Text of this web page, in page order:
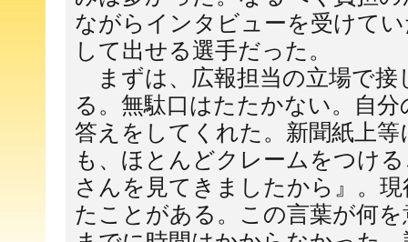
ながらインタビューを受けて
して出せる選手だった。
まずは、広報担当の立場で接
る。無駄口はたたかない。自
答えをしてくれた。新聞紙上
も、ほとんどクレームをつけ
さんを見てきましたから』。
たことがある。この言葉が何